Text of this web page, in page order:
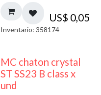
US$ 0,05
Inventario: 358174
MC chaton crystal
ST SS23 B class x
und